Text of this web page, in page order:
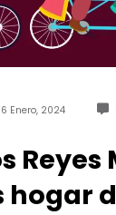
6 Enero, 2024
Reyes
hogar